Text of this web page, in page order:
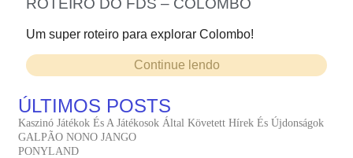
ROTEIRO DO FDS – COLOMBO
Um super roteiro para explorar Colombo!
Continue lendo
ÚLTIMOS POSTS
Kaszinó Játékok És A Játékosok Által Követett Hírek És Újdonságok
GALPÃO NONO JANGO
PONYLAND